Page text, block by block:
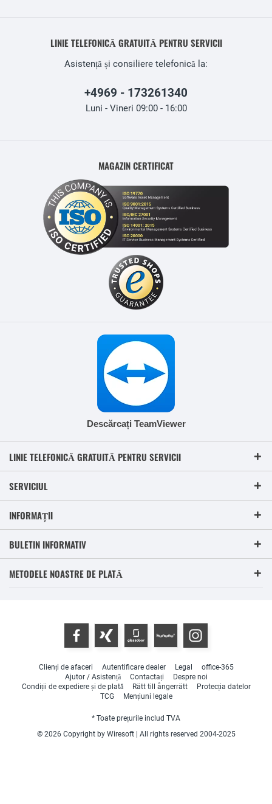
LINIE TELEFONICĂ GRATUITĂ PENTRU SERVICII
Asistență și consiliere telefonică la:
+4969 - 173261340
Luni - Vineri 09:00 - 16:00
MAGAZIN CERTIFICAT
Descărcați TeamViewer
LINIE TELEFONICĂ GRATUITĂ PENTRU SERVICII
SERVICIUL
INFORMAȚII
BULETIN INFORMATIV
METODELE NOASTRE DE PLATĂ
Clienți de afaceri Autentificare dealer Legal
office-365
Ajutor / Asistență
Contactați
Despre noi
Condiții de expediere și de plată
Rätt till ångerrätt
Protecția datelor
TCG
Mențiuni legale
* Toate prețurile includ TVA
© 2026 Copyright by Wiresoft | All rights reserved 2004-2025